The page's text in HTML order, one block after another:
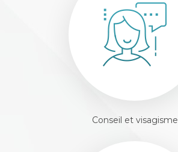
Conseil et visagisme